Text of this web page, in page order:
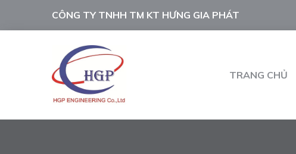
CÔNG TY TNHH TM KT HƯNG GIA PHÁT
TRANG CHỦ